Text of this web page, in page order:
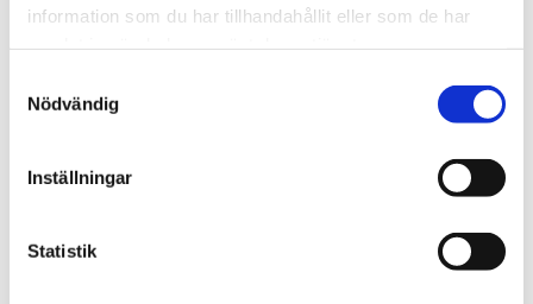
information som du har tillhandahållit eller som de har
Nödvändig
Inställningar
Statistik
23% Lägg till i favoriter